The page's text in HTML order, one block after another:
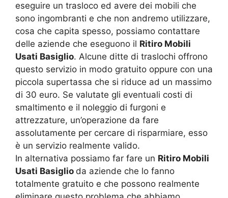
eseguire un trasloco ed avere dei mobili che
sono ingombranti e che non andremo utilizzare,
cosa che capita spesso, possiamo contattare
delle aziende che eseguono il Ritiro Mobili
Usati Basiglio. Alcune ditte di traslochi offrono
questo servizio in modo gratuito oppure con una
piccola supertassa che si riduce ad un massimo
di 30 euro. Se valutate gli eventuali costi di
smaltimento e il noleggio di furgoni e
attrezzature, un’operazione da fare
assolutamente per cercare di risparmiare, esso
è un servizio realmente valido.
In alternativa possiamo far fare un Ritiro Mobili
Usati Basiglio da aziende che lo fanno
totalmente gratuito e che possono realmente